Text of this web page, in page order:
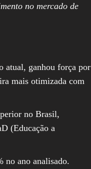
Cervejas, Comida,
no mercado de
atual, ganhou força por
mais otimizada com
no Brasil,
(Educação a
no ano analisado.